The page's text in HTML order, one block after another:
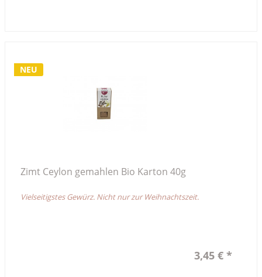
NEU
Zimt Ceylon gemahlen Bio Karton 40g
Vielseitigstes Gewürz. Nicht nur zur Weihnachtszeit.
3,45 € *